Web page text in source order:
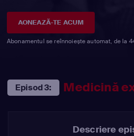
AONEAZĂ-TE ACUM
Abonamentul se reînnoiește automat, de la
Episod 3: Medicină
Descriere